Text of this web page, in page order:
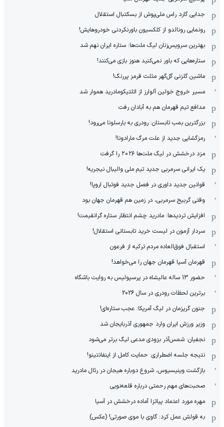
جدایی گارد راس ملی‌پوش از بسکتبال استقلال
رونمایی رونالدو از کلکسیون باورنکردنی خودروهایش!
بهترین سرویس‌زنان لیگ ملت‌ها: ستاره ایران نهم شد
ستاره‌هایی که باور نمی‌کنید هنوز بازی می‌کنند!
ماشین گلزنی گل‌گهر مثلث قرمز پررنگ!
مسیر خروج خولین آلوارز از اتلتیکومادرید هموار شد
مدافع تیم قهرمان هم به آبادان رفت
بزرگترین بمب تابستان: رودری به بارسلونا می‌رود!
رمزگشایی جدید از علت مرگ مارادونا!
مزد درخشش در لیگ ملت‌ها ٢٠٢۶ را گرفت
یک ایرانی سرمربی جدید تیم ملی والیبال نیجریه!
قوانین جدید داوری در فصل جدید فوتبال اروپا!
وقتی گربیج سرمربی، در زمین هم قهرمان جهان بود
افزایش تردیدها: مادرید چشم انتظار ستاره گرانقیمت!
سردار آزمون در لیست خرید تابستانی استقلال!
استقبال فوق‌‌العاده مردم ترکیه از فرعون
قهرمان آسیا قهرمان جهان را می‌خواهد!
حضور 13 ساله عالیشاه در پرسپولیس به روایت باشگاه
برترین لحظات رودری در سال 2026
جنون گریزمان در لیگ آمریکا: عجب ستاره‌ای!
وزیر ورزش ایران وارد جمهوری آذربایجان شد
نجفیان: شمس‌آذر بزودی مدعی لیگ برتر می‌شود
نتیجه جلسه اضطراری: حمایت کامل از اینفانتینو!
بازگشت وینیسیوس، شروع دوباره هیجان در رئال مادرید
صحبت‌های مهم رحمتی درباره قلعه‌نویی
مهره مورد اعتماد پیاتزا آماده درخشش در آسیا
به قولش عمل کرد: گاوی با موی صورتی! (عکس)